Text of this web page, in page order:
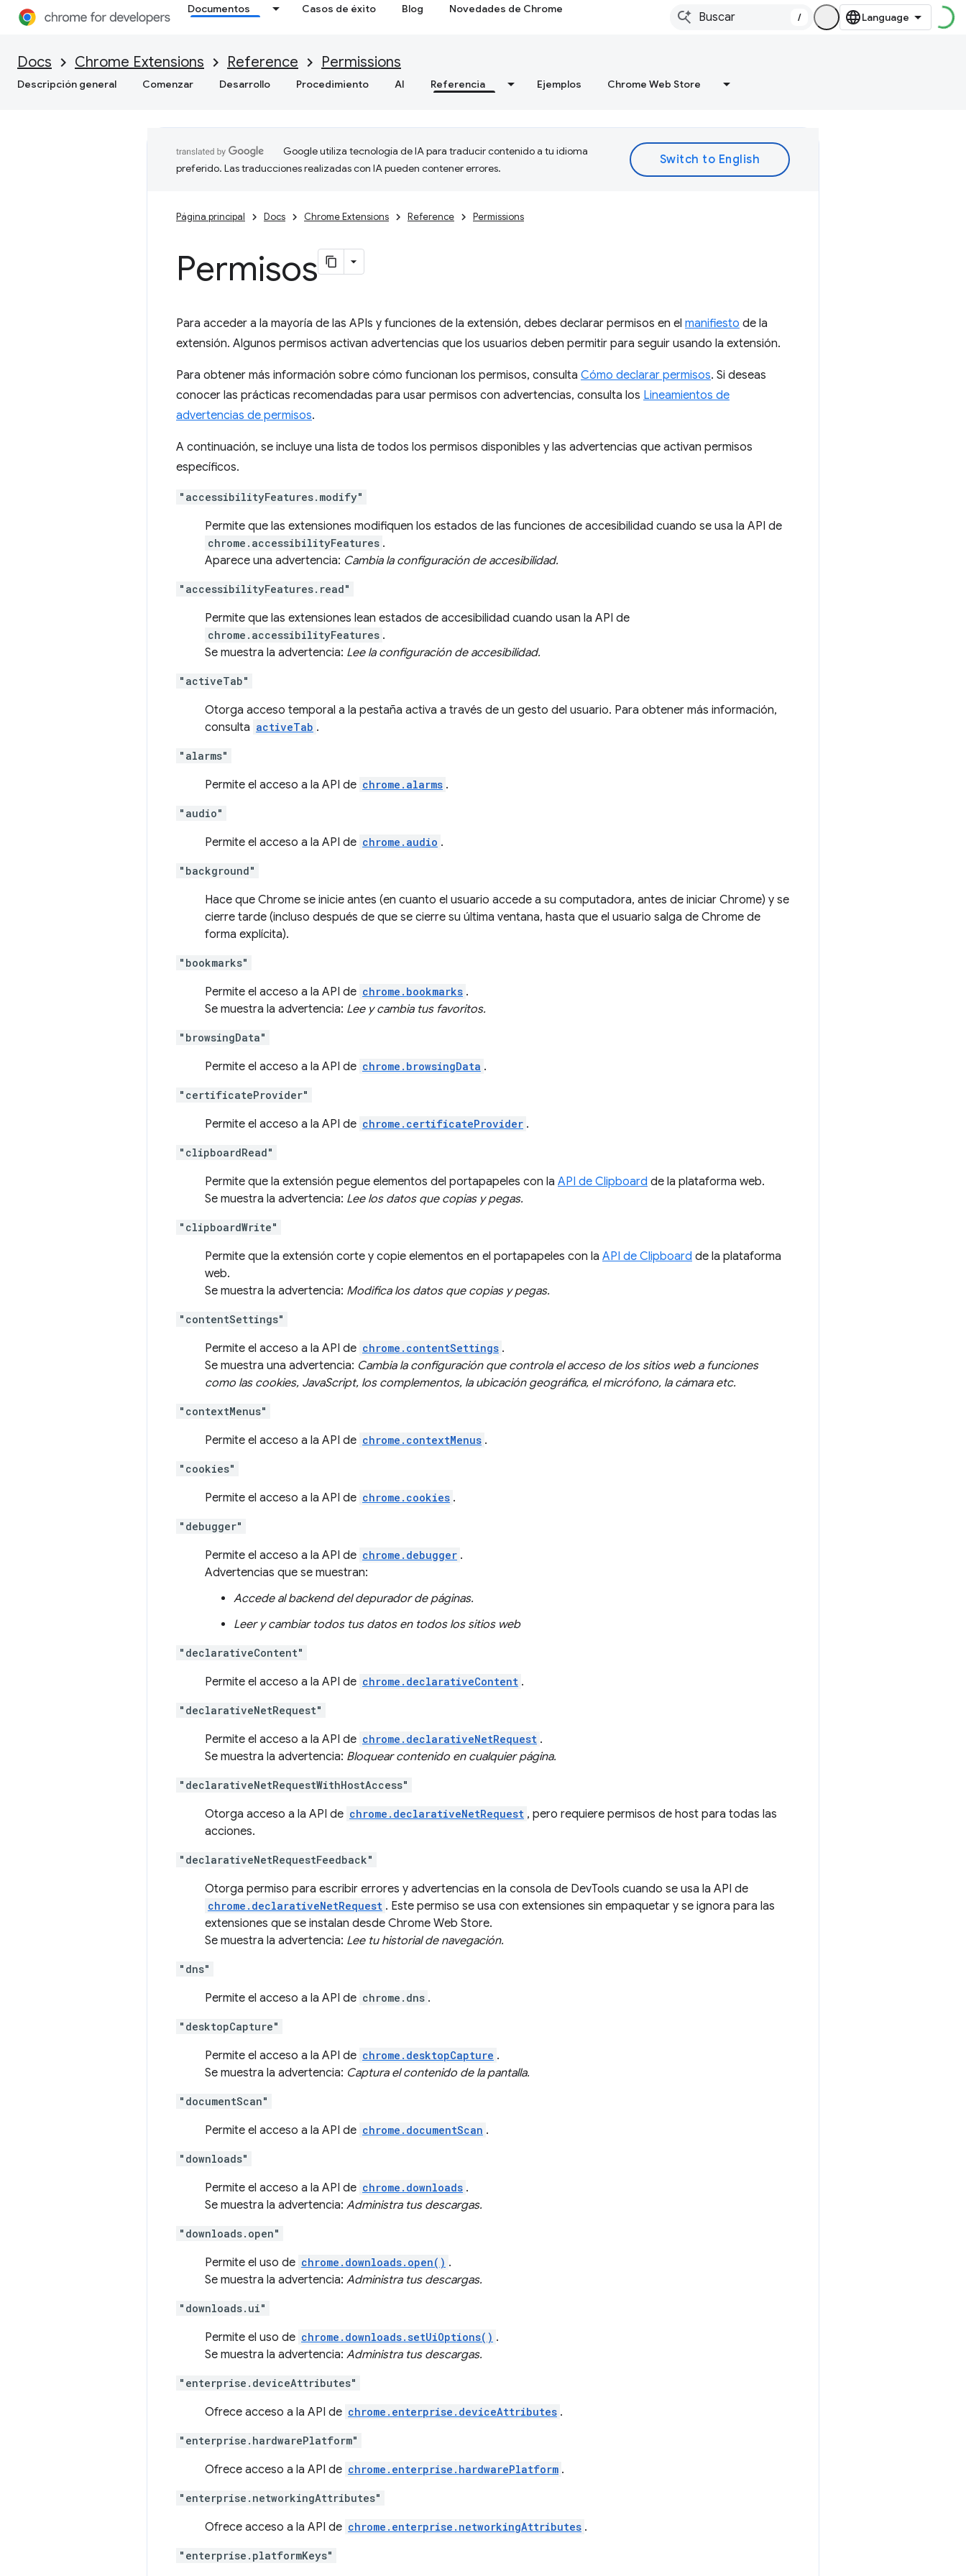
Documentos Casos de éxito Blog Novedades de Chrome
/
Docs Chrome Extensions Reference Permissions
Descripción general Comenzar Desarrollo Procedimiento AI Referencia Ejemplos Chrome Web Store
Google utiliza tecnología de IA para traducir contenido a tu idioma
preferido. Las traducciones realizadas con IA pueden contener errores.
Página principal Docs Chrome Extensions Reference Permissions
Permisos
Para acceder a la mayoría de las APIs y funciones de la extensión, debes declarar permisos en el manifiesto de la
extensión. Algunos permisos activan advertencias que los usuarios deben permitir para seguir usando la extensión.
Para obtener más información sobre cómo funcionan los permisos, consulta Cómo declarar permisos. Si deseas
conocer las prácticas recomendadas para usar permisos con advertencias, consulta los Lineamientos de
advertencias de permisos.
A continuación, se incluye una lista de todos los permisos disponibles y las advertencias que activan permisos
específicos.
"accessibilityFeatures.modify"
Permite que las extensiones modifiquen los estados de las funciones de accesibilidad cuando se usa la API de
chrome.accessibilityFeatures .
Aparece una advertencia: Cambia la configuración de accesibilidad.
"accessibilityFeatures.read"
Permite que las extensiones lean estados de accesibilidad cuando usan la API de
chrome.accessibilityFeatures .
Se muestra la advertencia: Lee la configuración de accesibilidad.
"activeTab"
Otorga acceso temporal a la pestaña activa a través de un gesto del usuario. Para obtener más información,
consulta activeTab .
"alarms"
Permite el acceso a la API de chrome.alarms .
"audio"
Permite el acceso a la API de chrome.audio .
"background"
Hace que Chrome se inicie antes (en cuanto el usuario accede a su computadora, antes de iniciar Chrome) y se
cierre tarde (incluso después de que se cierre su última ventana, hasta que el usuario salga de Chrome de
forma explícita).
"bookmarks"
Permite el acceso a la API de chrome.bookmarks .
Se muestra la advertencia: Lee y cambia tus favoritos.
"browsingData"
Permite el acceso a la API de chrome.browsingData .
"certificateProvider"
Permite el acceso a la API de chrome.certificateProvider .
"clipboardRead"
Permite que la extensión pegue elementos del portapapeles con la API de Clipboard de la plataforma web.
Se muestra la advertencia: Lee los datos que copias y pegas.
"clipboardWrite"
Permite que la extensión corte y copie elementos en el portapapeles con la API de Clipboard de la plataforma
web.
Se muestra la advertencia: Modifica los datos que copias y pegas.
"contentSettings"
Permite el acceso a la API de chrome.contentSettings .
Se muestra una advertencia: Cambia la configuración que controla el acceso de los sitios web a funciones
como las cookies, JavaScript, los complementos, la ubicación geográfica, el micrófono, la cámara etc.
"contextMenus"
Permite el acceso a la API de chrome.contextMenus .
"cookies"
Permite el acceso a la API de chrome.cookies .
"debugger"
Permite el acceso a la API de chrome.debugger .
Advertencias que se muestran:
Accede al backend del depurador de páginas.
Leer y cambiar todos tus datos en todos los sitios web
"declarativeContent"
Permite el acceso a la API de chrome.declarativeContent .
"declarativeNetRequest"
Permite el acceso a la API de chrome.declarativeNetRequest .
Se muestra la advertencia: Bloquear contenido en cualquier página.
"declarativeNetRequestWithHostAccess"
Otorga acceso a la API de chrome.declarativeNetRequest , pero requiere permisos de host para todas las
acciones.
"declarativeNetRequestFeedback"
Otorga permiso para escribir errores y advertencias en la consola de DevTools cuando se usa la API de
chrome.declarativeNetRequest . Este permiso se usa con extensiones sin empaquetar y se ignora para las
extensiones que se instalan desde Chrome Web Store.
Se muestra la advertencia: Lee tu historial de navegación.
"dns"
Permite el acceso a la API de chrome.dns .
"desktopCapture"
Permite el acceso a la API de chrome.desktopCapture .
Se muestra la advertencia: Captura el contenido de la pantalla.
"documentScan"
Permite el acceso a la API de chrome.documentScan .
"downloads"
Permite el acceso a la API de chrome.downloads .
Se muestra la advertencia: Administra tus descargas.
"downloads.open"
Permite el uso de chrome.downloads.open() .
Se muestra la advertencia: Administra tus descargas.
"downloads.ui"
Permite el uso de chrome.downloads.setUiOptions() .
Se muestra la advertencia: Administra tus descargas.
"enterprise.deviceAttributes"
Ofrece acceso a la API de chrome.enterprise.deviceAttributes .
"enterprise.hardwarePlatform"
Ofrece acceso a la API de chrome.enterprise.hardwarePlatform .
"enterprise.networkingAttributes"
Ofrece acceso a la API de chrome.enterprise.networkingAttributes .
"enterprise.platformKeys"